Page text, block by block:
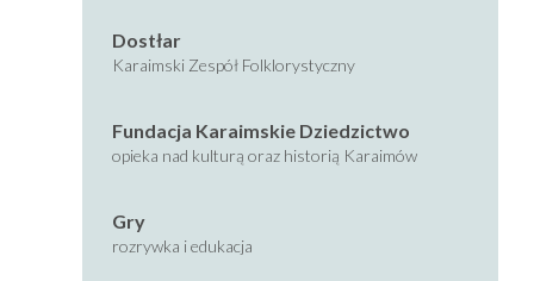
Dostłar
Karaimski Zespół Folklorystyczny
Fundacja Karaimskie Dziedzictwo
opieka nad kulturą oraz historią Karaimów
Gry
rozrywka i edukacja